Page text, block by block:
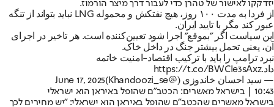
יזדקקו לאישור של טהרן כדי לעבור דרך מיצר הורמוז.
از فردا‌ به مدت ۱۰۰ روز، هیچ نفتکش و محموله LNG نباید بتواند از تنگه
عبور کند مگر با تایید ایران.
این سیاست اگر "بموقع" اجرا شود تعیین‌کننده است. هر تاخیر در اجرای
آن، یعنی تحمل بیشتر جنگ در داخل خاک.
نبرد ترامپ را باید با ترکیب اقتصاد-امنیت خاتمه
داد.https://t.co/BWCIe3sAxz
— سید احسان خاندوزی (@Khandoozi_se)
June 17, 2025
10:43 | בישראל מאשרים: הכטב"ם שהופל באיראן הוא ישראלי
בישראל מאשרים שהכטב"ם שהופל באיראן הוא ישראלי: "יש מחירים לכך